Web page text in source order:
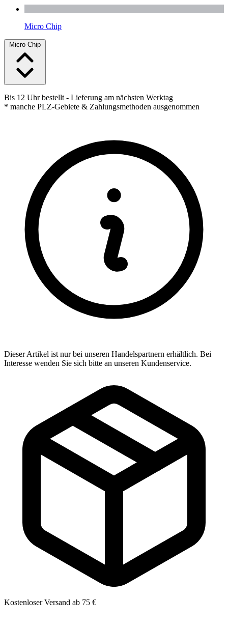
Micro Chip
Micro Chip
Bis 12 Uhr bestellt - Lieferung am nächsten Werktag
* manche PLZ-Gebiete & Zahlungsmethoden ausgenommen
Dieser Artikel ist nur bei unseren Handelspartnern erhältlich. Bei
Interesse wenden Sie sich bitte an unseren Kundenservice.
Kostenloser Versand ab 75 €